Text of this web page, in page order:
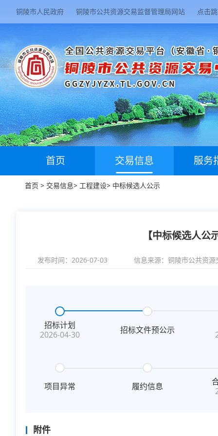
铜陵市人民政府 铜陵市公共资源交易监督管理局网站 点击
首页 交易信息 服务
首页 > 交易信息> 工程建设> 中标候选人公示
【中标候选人
发布时间：2026-07-03 信息来源： 铜陵市公共资源
招标计划
2026-04-30
招标文件预公示
履约信息
项目异常
附件